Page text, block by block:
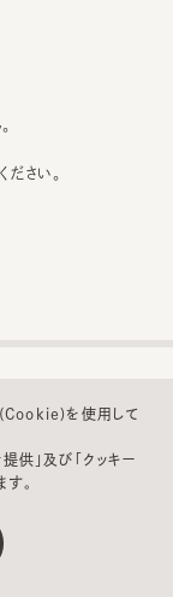
ださい。
(Cookie)を使用して
供」及び「クッキー
。